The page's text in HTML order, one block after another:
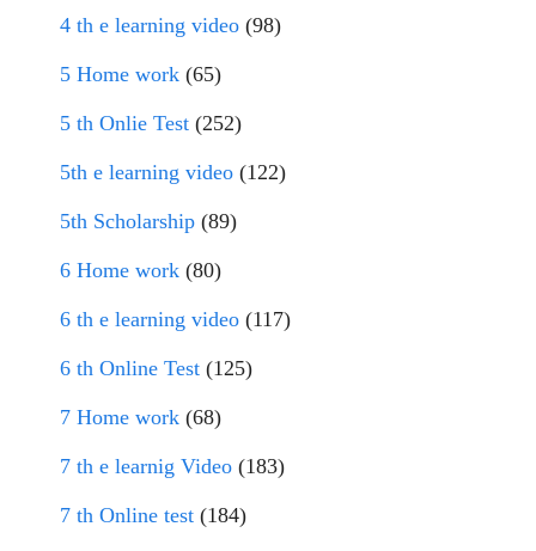
4 th e learning video (98)
5 Home work (65)
5 th Onlie Test (252)
5th e learning video (122)
5th Scholarship (89)
6 Home work (80)
6 th e learning video (117)
6 th Online Test (125)
7 Home work (68)
7 th e learnig Video (183)
7 th Online test (184)